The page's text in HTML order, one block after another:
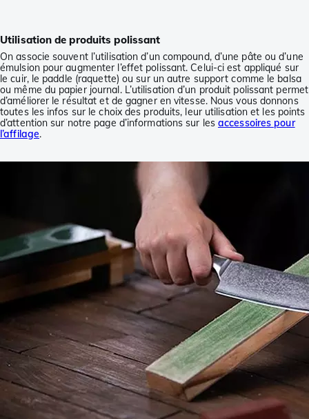
Utilisation de produits polissant
On associe souvent l’utilisation d’un compound, d’une pâte ou d’une
émulsion pour augmenter l’effet polissant. Celui-ci est appliqué sur
le cuir, le paddle (raquette) ou sur un autre support comme le balsa
ou même du papier journal. L’utilisation d’un produit polissant permet
d’améliorer le résultat et de gagner en vitesse. Nous vous donnons
toutes les infos sur le choix des produits, leur utilisation et les points
d’attention sur notre page d’informations sur lesaccessoires pour
l’affilage.